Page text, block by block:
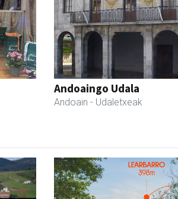
Andoaingo Udala
Andoain - Udaletxeak